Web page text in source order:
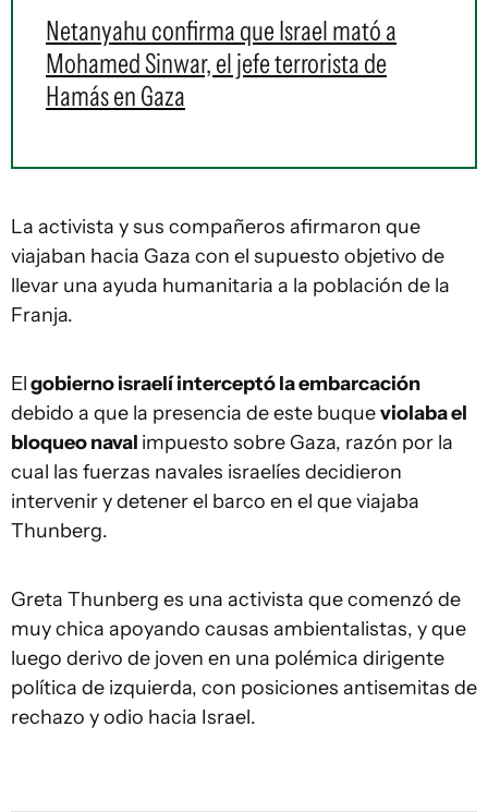
Netanyahu confirma que Israel mató a
Mohamed Sinwar, el jefe terrorista de
Hamás en Gaza
La activista y sus compañeros afirmaron que
viajaban hacia Gaza con el supuesto objetivo de
llevar una ayuda humanitaria a la población de la
Franja.
Elgobierno israelí interceptó la embarcación
debido a que la presencia de este buqueviolaba el
bloqueo naval impuesto sobre Gaza, razón por la
cual las fuerzas navales israelíes decidieron
intervenir y detener el barco en el que viajaba
Thunberg.
Greta Thunberg es una activista que comenzó de
muy chica apoyando causas ambientalistas, y que
luego derivo de joven en una polémica dirigente
política de izquierda, con posiciones antisemitas de
rechazo y odio hacia Israel.